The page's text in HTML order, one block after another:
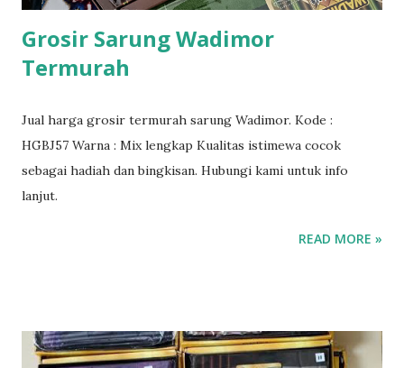
Grosir Sarung Wadimor
Termurah
Jual harga grosir termurah sarung Wadimor. Kode :
HGBJ57 Warna : Mix lengkap Kualitas istimewa cocok
sebagai hadiah dan bingkisan. Hubungi kami untuk info
lanjut.
READ MORE »